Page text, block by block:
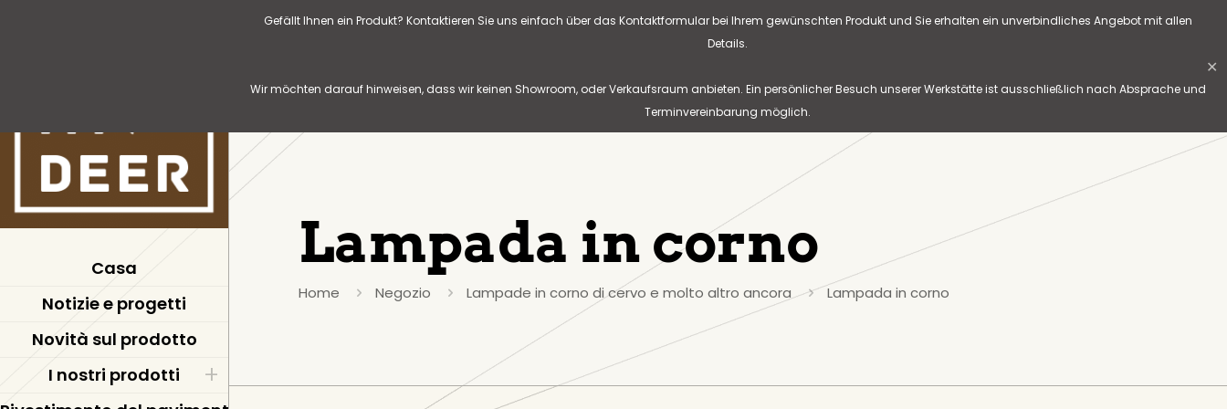
Gefällt Ihnen ein Produkt? Kontaktieren Sie uns einfach über das Kontaktformular bei Ihrem gewünschten Produkt und Sie erhalten ein unverbindliches Angebot mit allen
Details.
Wir möchten darauf hinweisen, dass wir keinen Showroom, oder Verkaufsraum anbieten. Ein persönlicher Besuch unserer Werkstätte ist ausschließlich nach Absprache und
Terminvereinbarung möglich.
✕
Casa
Notizie e progetti
Novità sul prodotto
I nostri prodotti
Lampada in corno
Home Negozio Lampade in corno di cervo e molto altro ancora Lampada in corno